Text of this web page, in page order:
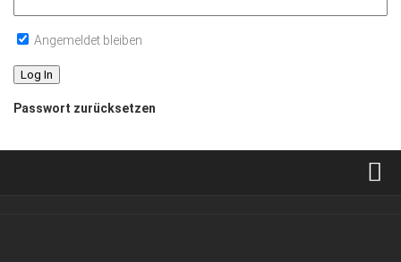
Angemeldet bleiben
Passwort zurücksetzen